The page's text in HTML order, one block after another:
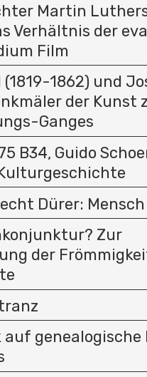
Martin
Verhältnis der
Film
(1819-1862) und
der Kunst
Ganges
B34, Guido
Dürer:
Zur
der
genealogische